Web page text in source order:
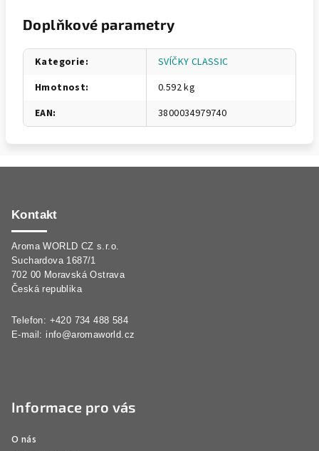
Doplňkové parametry
Kategorie:
SVÍČKY CLASSIC
Hmotnost:
0.592 kg
EAN: 3800034979740
Kontakt
Aroma WORLD CZ s.r.o.
Suchardova 1687/1
702 00 Moravská Ostrava
Česká republika
Telefon: +420 734 488 584
E-mail: info@aromaworld.cz
Informace pro vás
O nás